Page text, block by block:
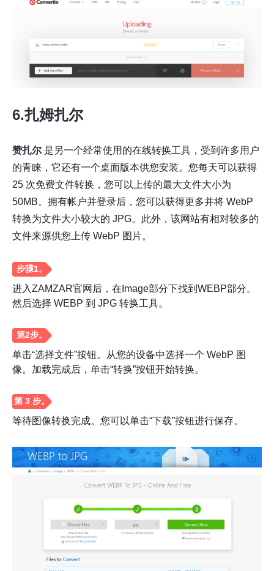
第 3 步。
步骤1。
第2步。
6.扎姆扎尔
赞扎尔 是另一个经常使用的在线转换工具，受到许多用户
的青睐，它还有一个桌面版本供您安装。您每天可以获得
25 次免费文件转换，您可以上传的最大文件大小为
50MB。拥有帐户并登录后，您可以获得更多并将 WebP
转换为文件大小较大的 JPG。此外，该网站有相对较多的
文件来源供您上传 WebP 图片。
进入ZAMZAR官网后，在Image部分下找到WEBP部分。
然后选择 WEBP 到 JPG 转换工具。
单击“选择文件”按钮。从您的设备中选择一个 WebP 图
像。加载完成后，单击“转换”按钮开始转换。
等待图像转换完成。您可以单击“下载”按钮进行保存。